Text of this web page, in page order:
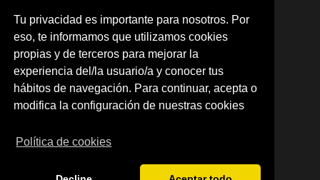
Tu privacidad es importante para nosotros. Por
eso, te informamos que utilizamos cookies
propias y de terceros para mejorar la
experiencia del/la usuario/a y conocer tus
hábitos de navegación. Para continuar, acepta o
modifica la configuración de nuestras cookies
Política de cookies
14. INTENSIVE SPANISH
CARTA RESERVA DE PLAZA
RESERVA DE PLAZA (CAMPUS)
SOBRE NOSOTROS
Quienes somos
Política de privacidad